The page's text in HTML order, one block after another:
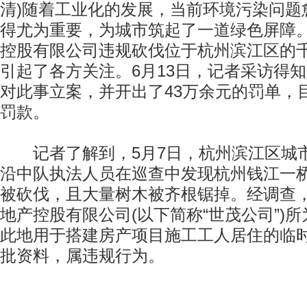
清)随着工业化的发展，当前环境污染问
得尤为重要，为城市筑起了一道绿色屏障
控股有限公司违规砍伐位于杭州滨江区的
引起了各方关注。6月13日，记者采访得
对此事立案，并开出了43万余元的罚单，
罚款。
记者了解到，5月7日，杭州滨江区城
沿中队执法人员在巡查中发现杭州钱江一
被砍伐，且大量树木被齐根锯掉。经调查
地产控股有限公司(以下简称“世茂公司”)
此地用于搭建房产项目施工工人居住的临
批资料，属违规行为。